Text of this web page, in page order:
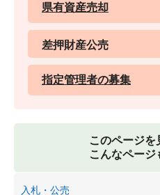
県有資産売却
差押財産公売
指定管理者の募集
このページを
こんなページ
入札・公売